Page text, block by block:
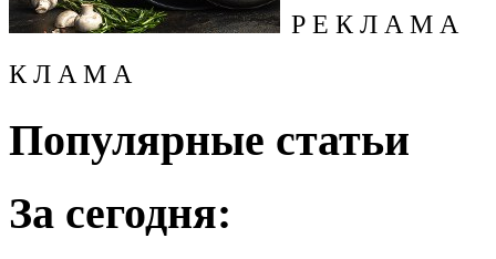
Р Е К Л А М А
К Л А М А
Популярные статьи
За сегодня: